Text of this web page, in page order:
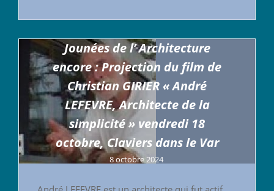
Jounées de l’ Architecture
encore : Projection du film de
Christian GIRIER « André
LEFEVRE, Architecte de la
simplicité » vendredi 18
octobre, Claviers dans le Var
8 octobre 2024